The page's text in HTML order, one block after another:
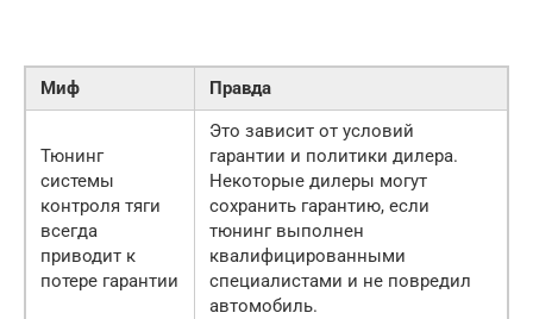
Миф Правда
Тюнинг
системы
контроля тяги
всегда
приводит к
потере гарантии
Это зависит от условий
гарантии и политики дилера.
Некоторые дилеры могут
сохранить гарантию, если
тюнинг выполнен
квалифицированными
специалистами и не повредил
автомобиль.